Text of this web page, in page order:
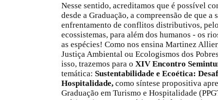
Nesse sentido, acreditamos que é possível
desde a Graduação, a compreensão de que
enfrentamento de conflitos distributivos,
ecossistemas, para além dos humanos - os
as espécies! Como nos ensina Martinez
Justiça Ambiental ou Ecologismos dos
isso, trazemos para o XIV Encontro
temática: Sustentabilidade e Ecoética:
Hospitalidade, como síntese propositiva
Graduação em Turismo e Hospitalidade